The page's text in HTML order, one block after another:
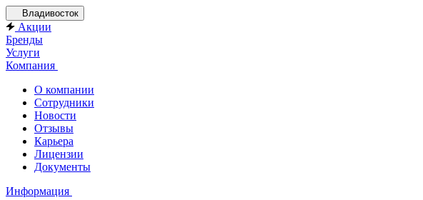
Владивосток
Акции
Бренды
Услуги
Компания
О компании
Сотрудники
Новости
Отзывы
Карьера
Лицензии
Документы
Информация